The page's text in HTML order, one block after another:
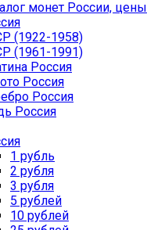
монет России, цены
(1922-1958)
(1961-1991)
Россия
Россия
Россия
Россия
1 рубль
2 рубля
3 рубля
5 рублей
10 рублей